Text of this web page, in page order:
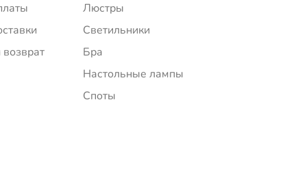
возврат
Люстры
Светильники
Бра
Настольные лампы
Споты